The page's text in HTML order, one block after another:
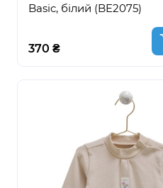
Basic, білий (BE2075)
370 ₴